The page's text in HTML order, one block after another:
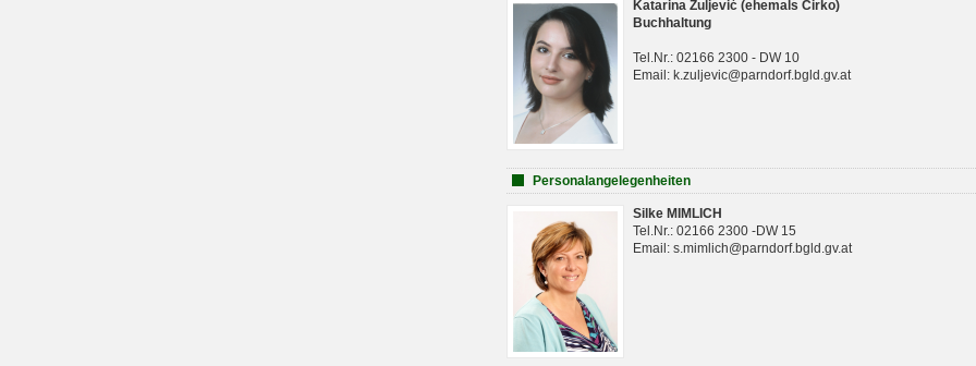
Katarina Žuljević (ehemals Čirko)
Buchhaltung
Tel.Nr.: 02166 2300 - DW 10
Email: k.zuljevic@parndorf.bgld.gv.at
Personalangelegenheiten
Silke MIMLICH
Tel.Nr.: 02166 2300 -DW 15
Email: s.mimlich@parndorf.bgld.gv.at